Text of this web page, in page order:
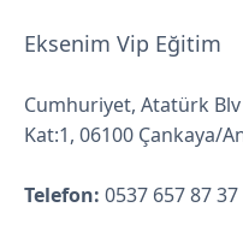
Eksenim Vip Eğitim
Cumhuriyet, Atatürk
Kat:1, 06100 Çankaya/
Telefon: 0537 657 87 37